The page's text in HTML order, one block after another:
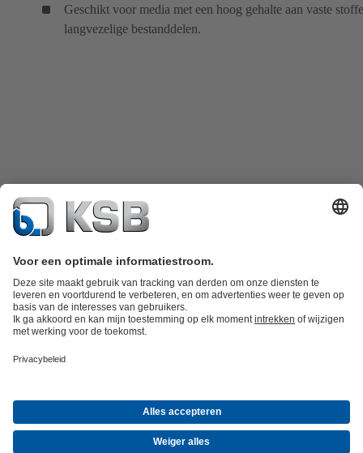
Geschikt voor media met een hoog gehalte aan vaste
langvezelige bestanddelen.
WatertechniekIndustrietechniek
BedrijfInformatie evenementenPersinformatieCareer opportunities at